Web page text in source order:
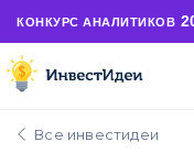
КОНКУРС АНАЛИТИКОВ
Все инвестидеи